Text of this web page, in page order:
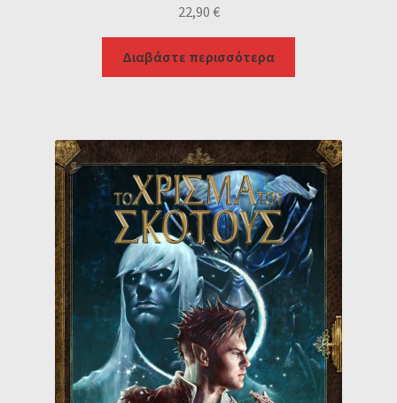
22,90 €
Διαβάστε περισσότερα